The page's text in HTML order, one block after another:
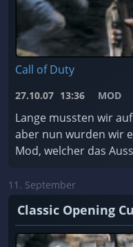
Call of Duty
27.10.07 13:36 MOD
Lange mussten wir
aber nun wurden wir
Mod, welcher das
11. September
Classic Opening